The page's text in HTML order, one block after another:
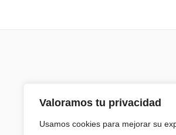
Valoramos tu privacidad
Usamos cookies para mejorar su